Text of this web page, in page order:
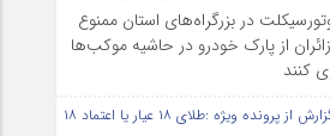
در بزرگراه‌های استان ممنوع
از پارک خودرو در حاشیه موکب‌ها
کنند
دومین گزارش از پرونده ویژه :طلای ۱۸ عیار یا اعتماد ۱۸